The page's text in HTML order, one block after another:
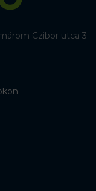
Czibor utca 3